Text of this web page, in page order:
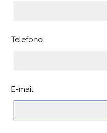
Telefono
E-mail